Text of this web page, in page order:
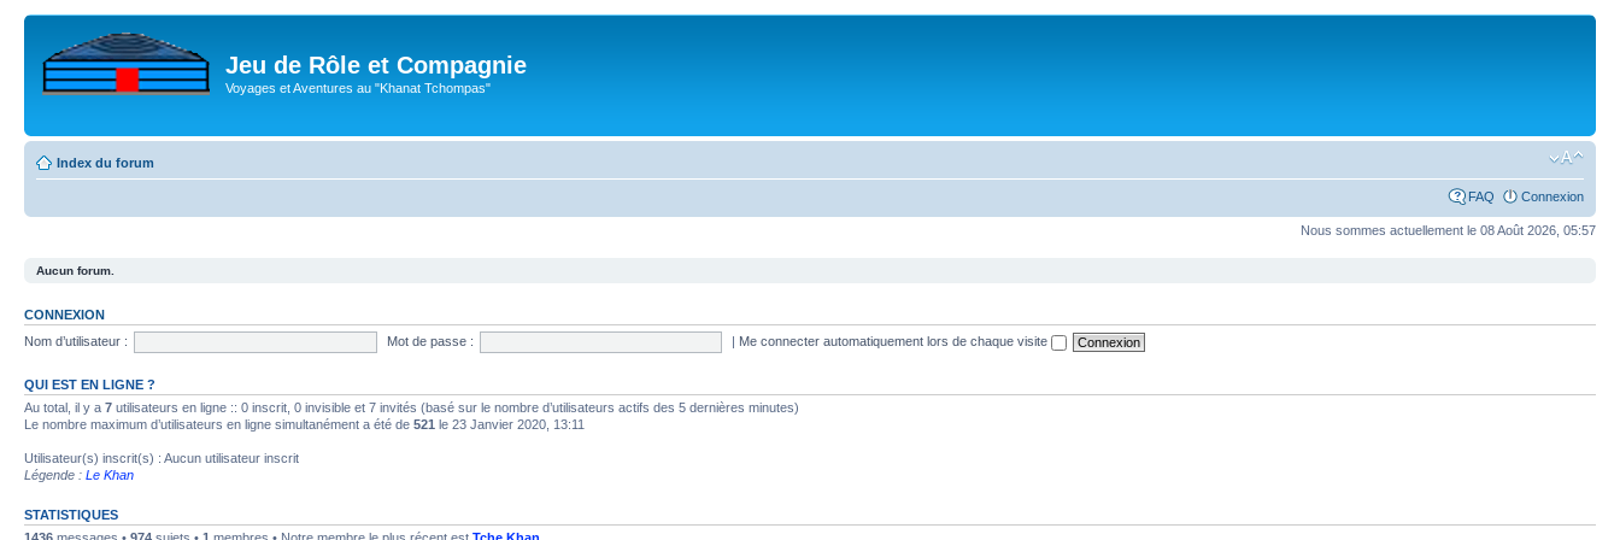
Jeu de Rôle et Compagnie
Voyages et Aventures au "Khanat Tchompas"
Index du forum
FAQ Connexion
Nous sommes actuellement le 08 Août 2026, 05:57
Aucun forum.
CONNEXION
Nom d’utilisateur :
Mot de passe : | Me connecter automatiquement lors de chaque visite
QUI EST EN LIGNE ?
Au total, il y a 7 utilisateurs en ligne :: 0 inscrit, 0 invisible et 7 invités (basé sur le nombre d’utilisateurs actifs des 5 dernières minutes)
Le nombre maximum d’utilisateurs en ligne simultanément a été de 521 le 23 Janvier 2020, 13:11
Utilisateur(s) inscrit(s) : Aucun utilisateur inscrit
Légende : Le Khan
STATISTIQUES